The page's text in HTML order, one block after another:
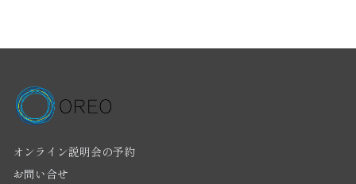
オンライン説明会の予約
お問い合せ